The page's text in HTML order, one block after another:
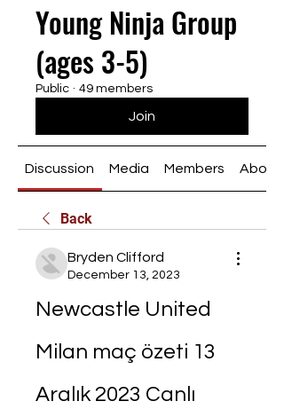
Young Ninja Group
(ages 3-5)
Public · 49 members
Join
Discussion Media Members About
Back
Bryden Clifford
December 13, 2023
Newcastle United
Milan maç özeti 13
Aralık 2023 Canlı